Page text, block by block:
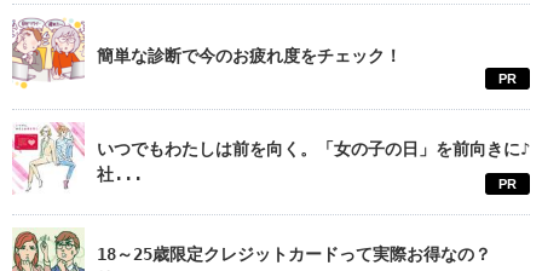
簡単な診断で今のお疲れ度をチェック！
PR
いつでもわたしは前を向く。「女の子の日」を前向きに♪
社...
PR
18～25歳限定クレジットカードって実際お得なの？